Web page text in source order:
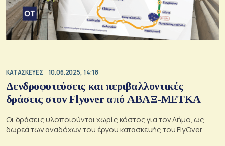
ΚΑΤΑΣΚΕΥΕΣ 10.06.2025, 14:18
Δενδροφυτεύσεις και περιβαλλοντικές
δράσεις στον Flyover από ΑΒΑΞ-ΜΕΤΚΑ
Οι δράσεις υλοποιούνται χωρίς κόστος για τον Δήμο, ως
δωρεά των αναδόχων του έργου κατασκευής του FlyOver